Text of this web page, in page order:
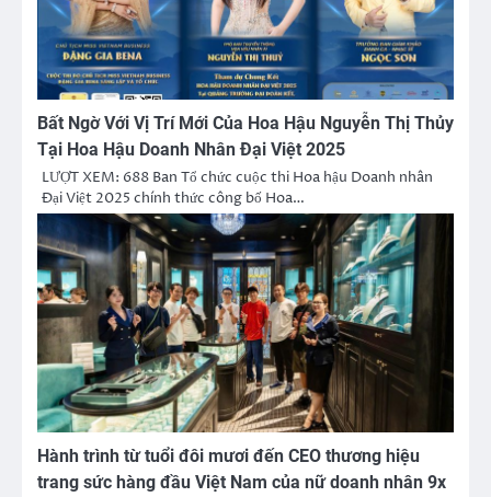
Bất Ngờ Với Vị Trí Mới Của Hoa Hậu Nguyễn Thị Thủy
Tại Hoa Hậu Doanh Nhân Đại Việt 2025
LƯỢT XEM: 688 Ban Tổ chức cuộc thi Hoa hậu Doanh nhân
Đại Việt 2025 chính thức công bố Hoa…
Hành trình từ tuổi đôi mươi đến CEO thương hiệu
trang sức hàng đầu Việt Nam của nữ doanh nhân 9x